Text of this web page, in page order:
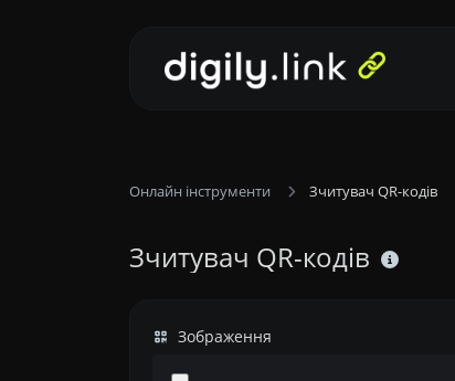
Онлайн інструменти Зчитувач QR-кодів
Зчитувач QR-кодів
Зображення